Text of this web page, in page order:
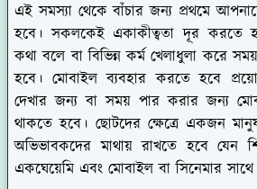
এই সমস্যা থেকে বাঁচার জন্য প্রথমে
হবে। সকলকেই একাকীত্বতা দূর করতে
কথা বলে বা বিভিন্ন কর্ম খেলাধুলা করে
হবে। মোবাইল ব্যবহার করতে হবে
দেখার জন্য বা সময় পার করার জন্য
থাকতে হবে। ছোটদের ক্ষেত্রে একজন
অভিভাবকদের মাথায় রাখতে হবে যেন
একঘেয়েমি এবং মোবাইল বা সিনেমার